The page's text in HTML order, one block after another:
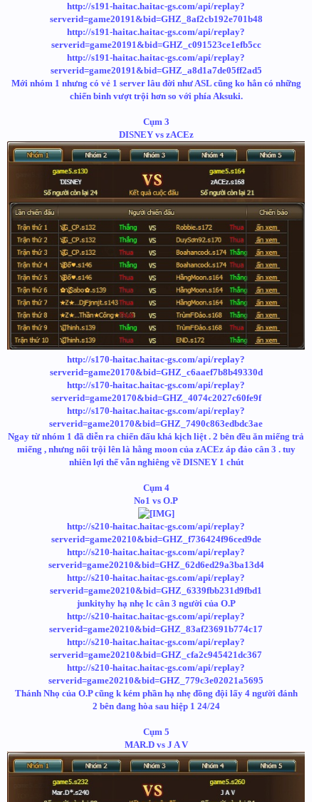
http://s191-haitac.haitac-gs.com/api/replay?
serverid=game20191&bid=GHZ_8af2cb192e701b48
http://s191-haitac.haitac-gs.com/api/replay?
serverid=game20191&bid=GHZ_c091523ce1efb5cc
http://s191-haitac.haitac-gs.com/api/replay?
serverid=game20191&bid=GHZ_a8d1a7de05ff2ad5
Mới nhóm 1 nhưng có vẻ 1 server lâu đời như ASL cũng ko hẳn có những
chiến binh vượt trội hơn so với phía Aksuki.
Cụm 3
DISNEY vs zACEz
http://s170-haitac.haitac-gs.com/api/replay?
serverid=game20170&bid=GHZ_c6aaef7b8b49330d
http://s170-haitac.haitac-gs.com/api/replay?
serverid=game20170&bid=GHZ_4074c2027c60fe9f
http://s170-haitac.haitac-gs.com/api/replay?
serverid=game20170&bid=GHZ_7490c863edbdc3ae
Ngay từ nhóm 1 đã diễn ra chiến đấu khá kịch liệt . 2 bên đều ăn miếng trả
miếng , nhưng nổi trội lên là hằng moon của zACEz áp đảo cân 3 . tuy
nhiên lợi thế vẫn nghiêng về DISNEY 1 chút
Cụm 4
No1 vs O.P
http://s210-haitac.haitac-gs.com/api/replay?
serverid=game20210&bid=GHZ_f736424f96ced9de
http://s210-haitac.haitac-gs.com/api/replay?
serverid=game20210&bid=GHZ_62d6ed29a3ba13d4
http://s210-haitac.haitac-gs.com/api/replay?
serverid=game20210&bid=GHZ_6339fbb231d9fbd1
junkityhy hạ nhẹ lc cân 3 người của O.P
http://s210-haitac.haitac-gs.com/api/replay?
serverid=game20210&bid=GHZ_83af23691b774c17
http://s210-haitac.haitac-gs.com/api/replay?
serverid=game20210&bid=GHZ_cfa2c945421dc367
http://s210-haitac.haitac-gs.com/api/replay?
serverid=game20210&bid=GHZ_779c3e02021a5695
Thánh Nhọ của O.P cũng k kém phần hạ nhẹ đồng đội lấy 4 người đánh
2 bên đang hòa sau hiệp 1 24/24
Cụm 5
MAR.D vs J A V